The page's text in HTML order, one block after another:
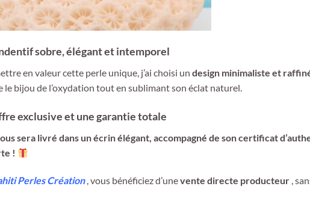
sobre, élégant et intemporel
en valeur cette perle unique, j’ai choisi un design minimaliste et
le bijou de l’oxydation tout en sublimant son éclat naturel.
exclusive et une garantie totale
sera livré dans un écrin élégant, accompagné de son certificat
!
Perles Création, vous bénéficiez d’unevente directe producteur,